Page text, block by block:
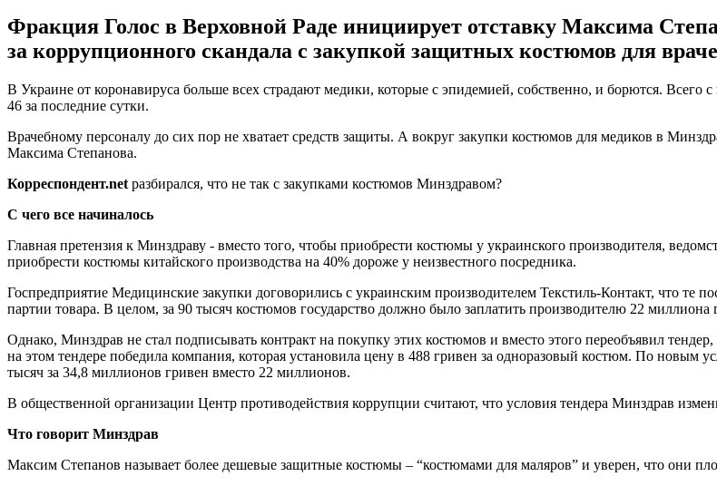
Фракция Голос в Верховной Раде инициирует отставку Максима
за коррупционного скандала с закупкой защитных костюмов для
В Украине от коронавируса больше всех страдают медики, которые с эпидемией, собственно, и борются. Всего
46 за последние сутки.
Врачебному персоналу до сих пор не хватает средств защиты. А вокруг закупки костюмов для медиков в
Максима Степанова.
Корреспондент.net разбирался, что не так с закупками костюмов Минздравом?
С чего все начиналось
Главная претензия к Минздраву - вместо того, чтобы приобрести костюмы у украинского производителя,
приобрести костюмы китайского производства на 40% дороже у неизвестного посредника.
Госпредприятие Медицинские закупки договорились с украинским производителем Текстиль-Контакт, что те
партии товара. В целом, за 90 тысяч костюмов государство должно было заплатить производителю 22 миллиона
Однако, Минздрав не стал подписывать контракт на покупку этих костюмов и вместо этого переобъявил
на этом тендере победила компания, которая установила цену в 488 гривен за одноразовый костюм. По новым
тысяч за 34,8 миллионов гривен вместо 22 миллионов.
В общественной организации Центр противодействия коррупции считают, что условия тендера Минздрав
Что говорит Минздрав
Максим Степанов называет более дешевые защитные костюмы – “костюмами для маляров” и уверен, что они